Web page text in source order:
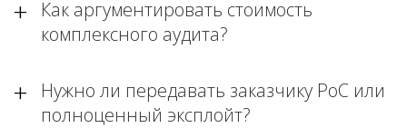
Как аргументировать стоимость
комплексного аудита?
Нужно ли передавать заказчику PoC или
полноценный эксплойт?